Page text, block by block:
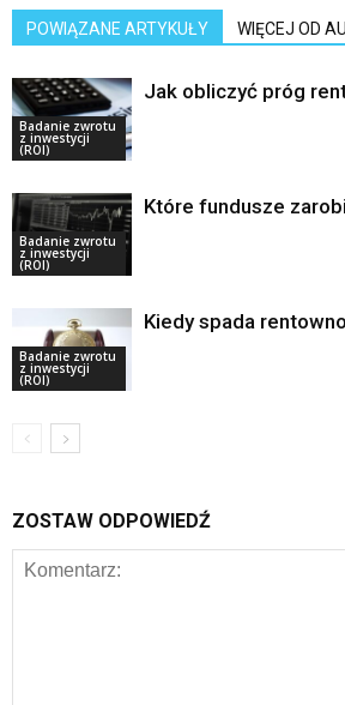
POWIĄZANE ARTYKUŁY WIĘCEJ OD
Badanie zwrotu
z inwestycji
(ROI)
Jak obliczyć próg
Badanie zwrotu
z inwestycji
(ROI)
Które fundusze
Badanie zwrotu
z inwestycji
(ROI)
Kiedy spada
ZOSTAW ODPOWIEDŹ